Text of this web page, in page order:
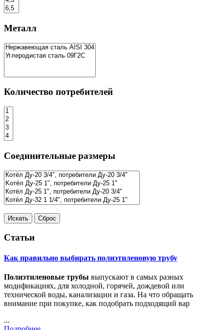
Металл
Количество потребителей
Соединительные размеры
Статьи
Как правильно выбирать полиэтиленовую трубу
Полиэтиленовые трубы выпускают в самых разных
модификациях, для холодной, горячей, дождевой или
технической воды, канализации и газа. На что обращать
внимание при покупке, как подобрать подходящий вар
...